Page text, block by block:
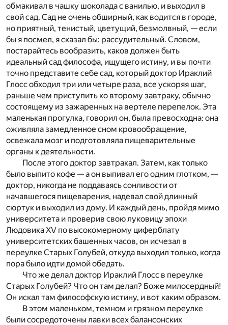
обмакивал в чашку шоколада с ванилью, и выходил в
свой сад. Сад не очень обширный, как водится в городе,
но приятный, тенистый, цветущий, безмолвный, — если
бы я посмел, я сказал бы: рассудительный. Словом,
постарайтесь вообразить, каков должен быть
идеальный сад философа, ищущего истину, и вы почти
точно представите себе сад, который доктор Ираклий
Глосс обходил три или четыре раза, все ускоряя шаг,
раньше чем приступить ко второму завтраку, обычно
состоящему из зажаренных на вертеле перепелок. Эта
маленькая прогулка, говорил он, была превосходна: она
оживляла замедленное сном кровообращение,
освежала мозг и подготовляла пищеварительные
органы к деятельности.
После этого доктор завтракал. Затем, как только
было выпито кофе — а он выпивал его одним глотком, —
доктор, никогда не поддаваясь сонливости от
начавшегося пищеварения, надевал свой длинный
сюртук и выходил из дому. И каждый день, пройдя мимо
университета и проверив свою луковицу эпохи
Людовика XV по высокомерному циферблату
университетских башенных часов, он исчезал в
переулке Старых Голубей, откуда выходил только, когда
пора было идти домой обедать.
Что же делал доктор Ираклий Глосс в переулке
Старых Голубей? Что он там делал? Боже милосердный!
Он искал там философскую истину, и вот каким образом.
В этом маленьком, темном и грязном переулке
были сосредоточены лавки всех балансонских